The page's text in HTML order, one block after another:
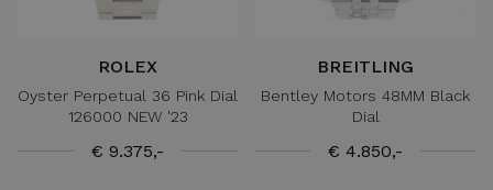
ROLEX
Oyster Perpetual 36 Pink Dial
126000 NEW '23
€ 9.375,-
BREITLING
Bentley Motors 48MM Black
Dial
€ 4.850,-